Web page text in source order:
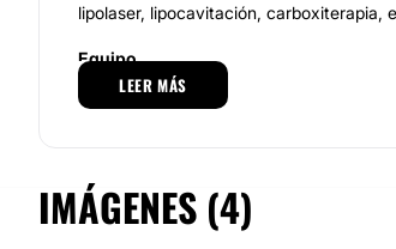
lipolaser, lipocavitación, carboxiterapia,
Equipo
Esbelt Center cuenta con un
servicios que reciben los pacientes que
encuentran en manos de especialistas
vocación de servicio. Además, cuentan
LEER MÁS
IMÁGENES (4)